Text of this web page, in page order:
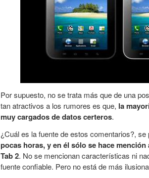
Por supuesto, no se trata más que de una
tan atractivos a los rumores es que, la
muy cargados de datos certeros.
¿Cuál es la fuente de estos comentarios?, se
pocas horas, y en él sólo se hace
Tab 2. No se mencionan características ni
fuente confiable. Pero no está de más